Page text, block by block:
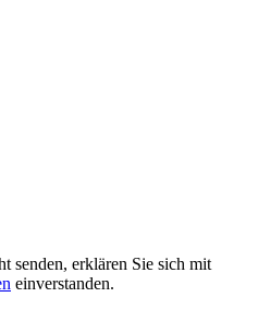
senden, erklären Sie sich mit
einverstanden.